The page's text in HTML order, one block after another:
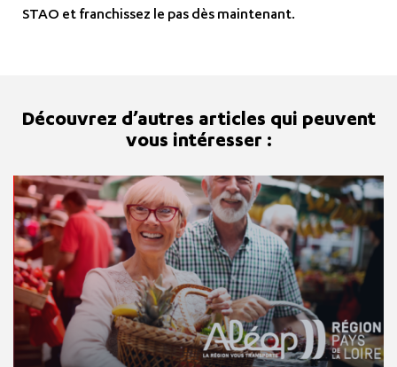
STAO et franchissez le pas dès maintenant.
Découvrez d’autres articles qui peuvent
vous intéresser :